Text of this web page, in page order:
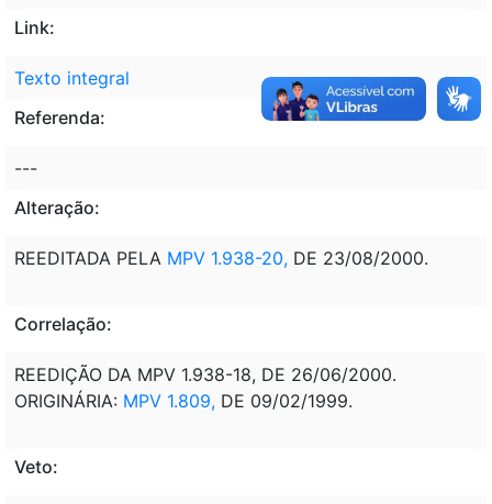
Link:
Texto integral
Referenda:
---
Alteração:
REEDITADA PELA MPV 1.938-20, DE 23/08/2000.
Correlação:
REEDIÇÃO DA MPV 1.938-18, DE 26/06/2000.
ORIGINÁRIA: MPV 1.809, DE 09/02/1999.
Veto: